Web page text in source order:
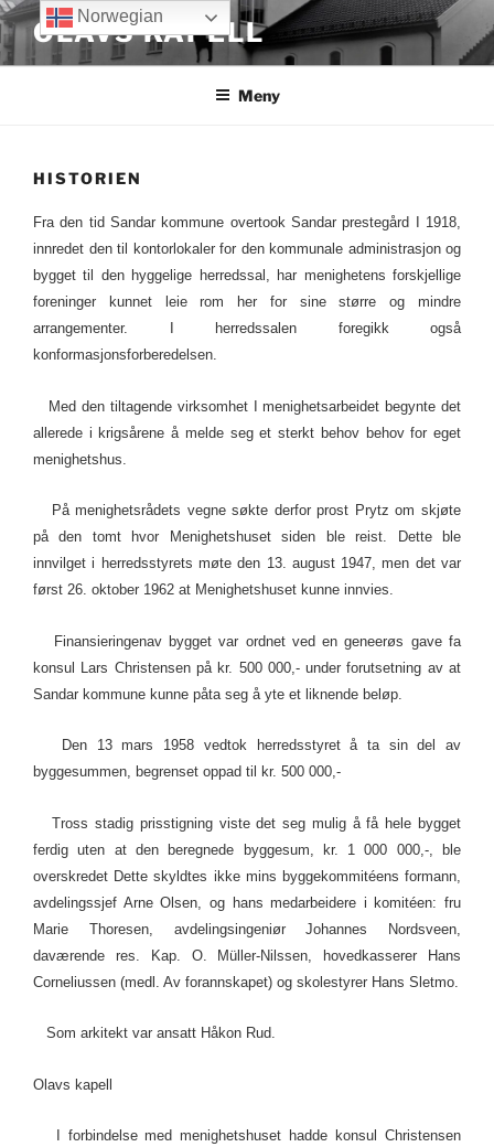
Gå
til
innhold
OLAVS KAPELL
Meny
HISTORIEN
Fra den tid Sandar kommune overtook Sandar prestegård I 1918,
innredet den til kontorlokaler for den kommunale administrasjon og
bygget til den hyggelige herredssal, har menighetens forskjellige
foreninger kunnet leie rom her for sine større og mindre
arrangementer. I herredssalen foregikk også
konformasjonsforberedelsen.
Med den tiltagende virksomhet I menighetsarbeidet begynte det
allerede i krigsårene å melde seg et sterkt behov behov for eget
menighetshus.
På menighetsrådets vegne søkte derfor prost Prytz om skjøte
på den tomt hvor Menighetshuset siden ble reist. Dette ble
innvilget i herredsstyrets møte den 13. august 1947, men det var
først 26. oktober 1962 at Menighetshuset kunne innvies.
Finansieringenav bygget var ordnet ved en geneerøs gave fa
konsul Lars Christensen på kr. 500 000,- under forutsetning av at
Sandar kommune kunne påta seg å yte et liknende beløp.
Den 13 mars 1958 vedtok herredsstyret å ta sin del av
byggesummen, begrenset oppad til kr. 500 000,-
Tross stadig prisstigning viste det seg mulig å få hele bygget
ferdig uten at den beregnede byggesum, kr. 1 000 000,-, ble
overskredet Dette skyldtes ikke mins byggekommitéens formann,
avdelingssjef Arne Olsen, og hans medarbeidere i komitéen: fru
Marie Thoresen, avdelingsingeniør Johannes Nordsveen,
daværende res. Kap. O. Müller-Nilssen, hovedkasserer Hans
Corneliussen (medl. Av forannskapet) og skolestyrer Hans Sletmo.
Som arkitekt var ansatt Håkon Rud.
Olavs kapell
I forbindelse med menighetshuset hadde konsul Christensen
Norwegian